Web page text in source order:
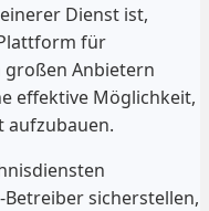
Dienst ist,
für
großen Anbietern
effektive Möglichkeit,
aufzubauen.
sicherstellen,